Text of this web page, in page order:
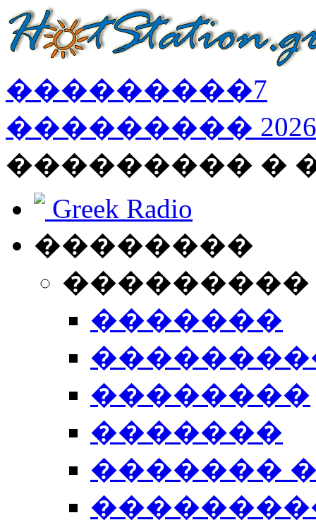
���������7
��������� 2026
��������� �
Greek Radio
��������
�������
��������
�������
�������